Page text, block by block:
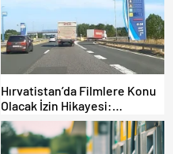
Hırvatistan’da Filmlere Konu
Olacak İzin Hikayesi:
Benzinlikte Eşini Unuttu!